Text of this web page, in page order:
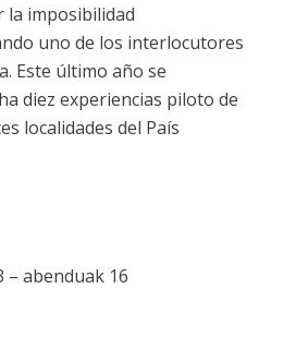
la imposibilidad
uno de los interlocutores
Este último año se
diez experiencias piloto de
localidades del País
– abenduak 16